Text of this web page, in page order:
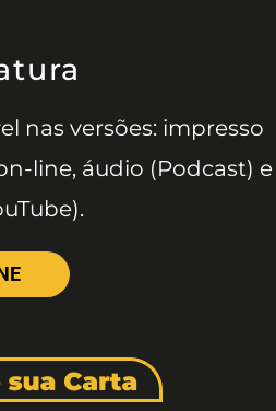
nas versões: impresso
line, áudio (Podcast) e